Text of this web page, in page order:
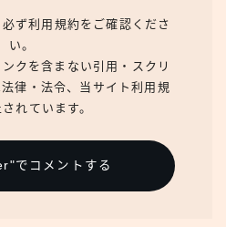
ず利用規約をご確認くださ
い。
クを含まない引用・スクリ
律・法令、当サイト利用規
れています。
でコメントする